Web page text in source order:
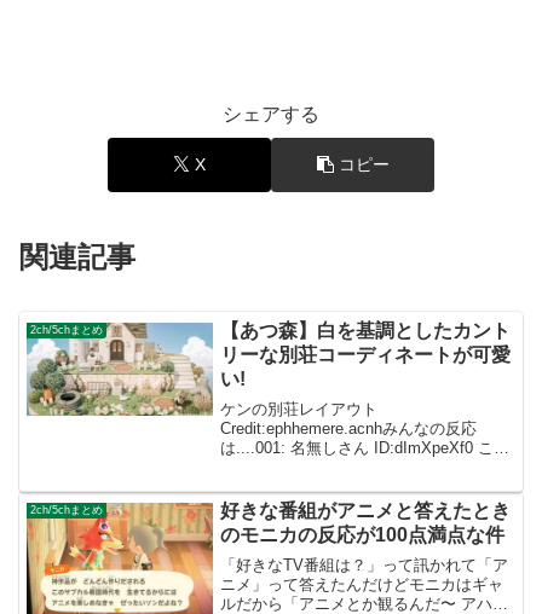
シェアする
X コピー
関連記事
2ch/5chまとめ
【あつ森】白を基調としたカント
リーな別荘コーディネートが可愛
い!
ケンの別荘レイアウト
Credit:ephhemere.acnhみんなの反応
は....001: 名無しさん ID:dImXpeXf0 この
ID:caZ2RUMYM かわい...
2ch/5chまとめ
好きな番組がアニメと答えたとき
のモニカの反応が100点満点な件
「好きなTV番組は？」って訊かれて「ア
ニメ」って答えたんだけどモニカはギャ
ルだから「アニメとか観るんだ〜 アハ